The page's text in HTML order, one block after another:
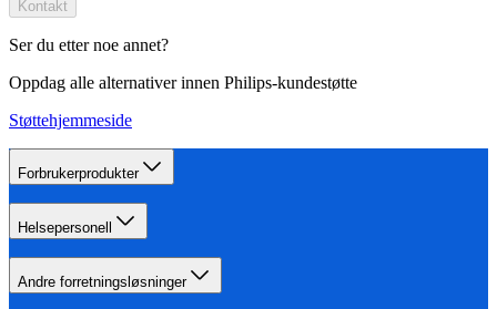
Kontakt
Ser du etter noe annet?
Oppdag alle alternativer innen Philips-kundestøtte
Støttehjemmeside
Forbrukerprodukter
Helsepersonell
Andre forretningsløsninger